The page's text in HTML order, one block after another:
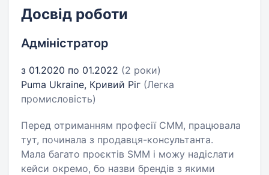
Досвід роботи
Адміністратор
з 01.2020 по 01.2022 (2 роки)
Puma Ukraine, Кривий Ріг (Легка
промисловість)
Перед отриманням професії СММ, працювала
тут, починала з продавця-консультанта.
Мала багато проєктів SMM і можу надіслати
кейси окремо, бо назви брендів з якими